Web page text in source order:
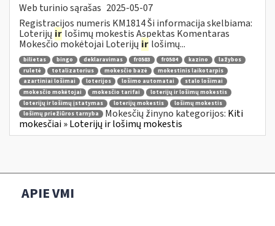
Web turinio sąrašas 2025-05-07
Registracijos numeris KM1814 Ši informacija skelbiama:
Loterijų ir lošimų mokestis Aspektas Komentaras
Mokesčio mokėtojai Loterijų ir lošimų...
bilietas bingo deklaravimas fr0583 fr0584 kazino
lažybos
ruletė
totalizatorius mokesčio bazė
mokestinis laikotarpis
azartiniai lošimai
loterijos lošimo automatai
stalo lošimai
mokesčio mokėtojai
mokesčio tarifai
loterijų ir lošimų mokestis
loterijų ir lošimų įstatymas
loterijų mokestis
lošimų mokestis
lošimų priežiūros tarnyba
Mokesčių žinyno kategorijos: Kiti
mokesčiai » Loterijų ir lošimų mokestis
APIE VMI